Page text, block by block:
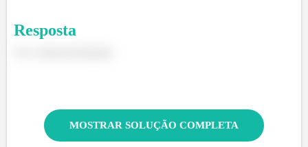
Resposta
MOSTRAR SOLUÇÃO COMPLETA